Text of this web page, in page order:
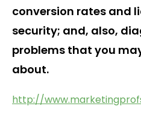
conversion rates and
security; and, also,
problems that you
about.
http://